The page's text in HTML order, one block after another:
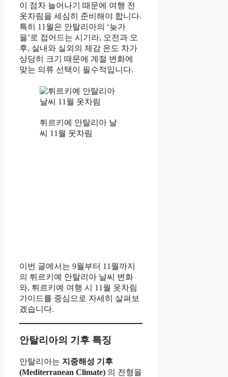
이 점차 늘어나기 때문에 여행 전
옷차림을 세심히 준비해야 합니다.
특히 11월은 안탈리아의 ‘늦가
을’로 접어드는 시기라, 오전과 오
후, 실내와 실외의 체감 온도 차가
상당히 크기 때문에 계절 변화에
맞는 의류 선택이 필수적입니다.
튀르키예 안탈리아 날
씨 11월 옷차림
이번 글에서는 9월부터 11월까지
의 튀르키예 안탈리아 날씨 변화
와, 튀르키예 여행 시 11월 옷차림
가이드를 중심으로 자세히 살펴보
겠습니다.
안탈리아의 기후 특징
안탈리아는 지중해성 기후
(Mediterranean Climate) 의 전형을